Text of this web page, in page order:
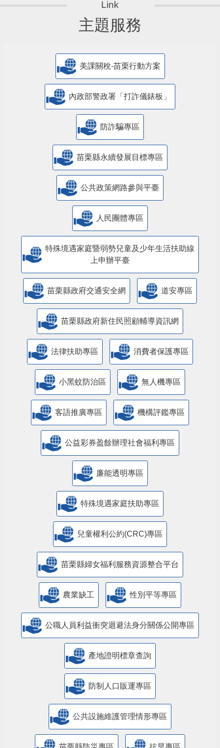
主題服務
美課關稅-苗栗行動方案
內政部警政署「打詐儀錶板」
防詐騙專區
苗栗縣永續發展目標專區
公共政策網路參與平臺
人民團體專區
特殊境遇家庭暨弱勢兒童及少年生活扶助線
上申辦平臺
苗栗縣政府交通安全網 道安專區
苗栗縣政府新住民照顧輔導資訊網
法律扶助專區 消費者保護專區
小黑蚊防治區 無人機專區
客語推廣專區 機構評鑑專區
公益彩券盈餘辦理社會福利專區
廉能透明專區
特殊境遇家庭扶助專區
兒童權利公約(CRC)專區
苗栗縣婦女福利服務資源整合平台
農業缺工 性別平等專區
公職人員利益衝突迴避法身分關係公開專區
產地證明標章查詢
防制人口販運專區
​公共設施維護管理情形專區